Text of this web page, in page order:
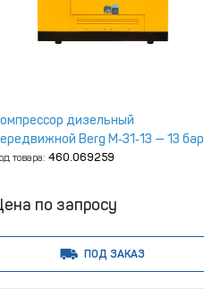
дизельный
Berg М‑31‑13 — 13 бар
товара:460.069259
по запросу
ПОД ЗАКАЗ